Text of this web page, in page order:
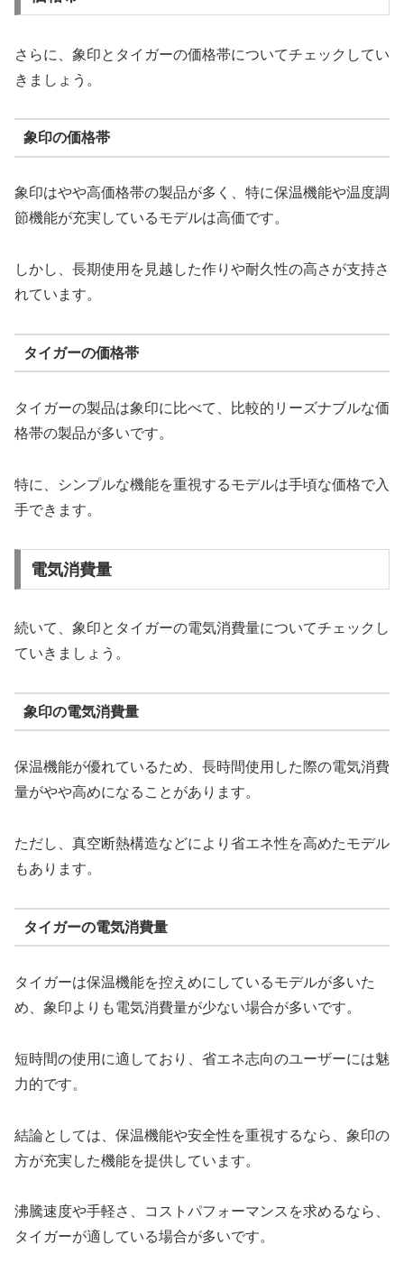
さらに、象印とタイガーの価格帯についてチェックしてい
きましょう。
象印の価格帯
象印はやや高価格帯の製品が多く、特に保温機能や温度調
節機能が充実しているモデルは高価です。
しかし、長期使用を見越した作りや耐久性の高さが支持さ
れています。
タイガーの価格帯
タイガーの製品は象印に比べて、比較的リーズナブルな価
格帯の製品が多いです。
特に、シンプルな機能を重視するモデルは手頃な価格で入
手できます。
電気消費量
続いて、象印とタイガーの電気消費量についてチェックし
ていきましょう。
象印の電気消費量
保温機能が優れているため、長時間使用した際の電気消費
量がやや高めになることがあります。
ただし、真空断熱構造などにより省エネ性を高めたモデル
もあります。
タイガーの電気消費量
タイガーは保温機能を控えめにしているモデルが多いた
め、象印よりも電気消費量が少ない場合が多いです。
短時間の使用に適しており、省エネ志向のユーザーには魅
力的です。
結論としては、保温機能や安全性を重視するなら、象印の
方が充実した機能を提供しています。
沸騰速度や手軽さ、コストパフォーマンスを求めるなら、
タイガーが適している場合が多いです。